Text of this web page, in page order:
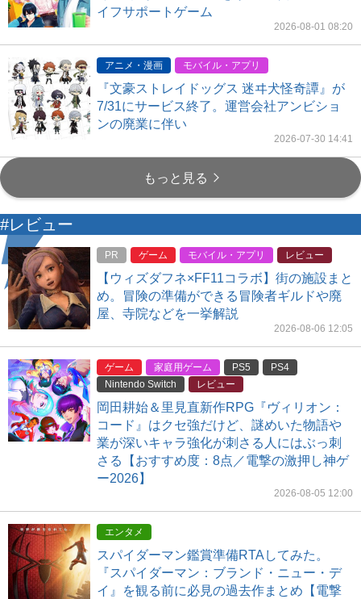
イフサポートゲーム
2026-08-01 08:20
アニメ・漫画 モバイル・アプリ
『文豪ストレイドッグス 迷ヰ犬怪奇譚』が
7/31にサービス終了。運営会社アンビショ
ンの廃業に伴い
2026-07-30 14:41
もっと見る
#レビュー
PR ゲーム モバイル・アプリ レビュー
【ウィズダフネ×FF11コラボ】街の施設まと
め。冒険の準備ができる冒険者ギルドや廃
屋、寺院などを一挙解説
2026-08-06 12:05
ゲーム 家庭用ゲーム PS5
PS4
Nintendo Switch
レビュー
岡田耕始＆里見直新作RPG『ヴィリオン：
コード』はクセ強だけど、謎めいた物語や
業が深いキャラ強化が刺さる人にはぶっ刺
さる【おすすめ度：8点／電撃の激押し神ゲ
ー2026】
2026-08-05 12:00
エンタメ
スパイダーマン鑑賞準備RTAしてみた。
『スパイダーマン：ブランド・ニュー・デ
イ』を観る前に必見の過去作まとめ【電撃